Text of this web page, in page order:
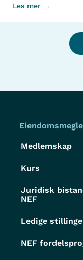
Les mer →
Medlemskap
Kurs
Juridisk
NEF
Ledige
NEF